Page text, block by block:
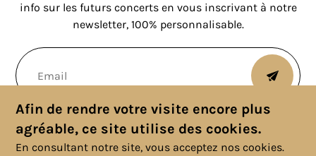
info sur les futurs concerts en vous inscrivant à notre
newsletter, 100% personnalisable.
Afin de rendre votre visite encore plus
agréable, ce site utilise des cookies.
En consultant notre site, vous acceptez nos cookies.